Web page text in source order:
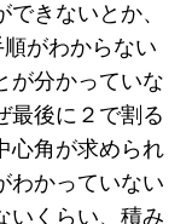
きないとか、
がわからない
が分かっていな
最後に２で割る
心角が求められ
わかっていない
いくらい、積み